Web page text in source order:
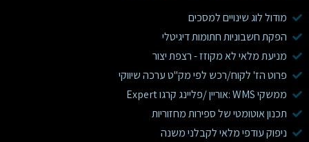
מודול לוג שינויים למסכים
הפקת חשבוניות חתומות דיגיטלי
מניעת מלאי לא מקוזז - רצפת יצור
פרוט הז' לקוח/רכש לפי מק"ט ערכה שיווקי
ממשקי WMS :אוריין /פליינג קרגו Expert
תכנון אוטומטי של ספירות מחזוריות
ניפוק עודפי מלאי לקבלני משנה